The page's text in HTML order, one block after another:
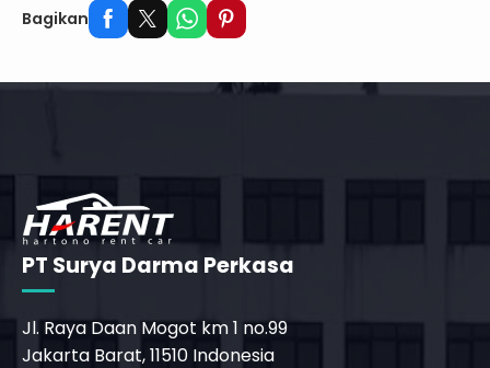
Bagikan
PT Surya Darma Perkasa
Jl. Raya Daan Mogot km 1 no.99
Jakarta Barat, 11510 Indonesia